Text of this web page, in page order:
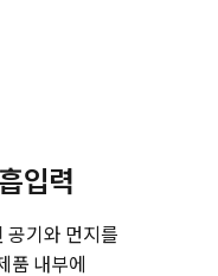
입력
공기와 먼지를
품 내부에